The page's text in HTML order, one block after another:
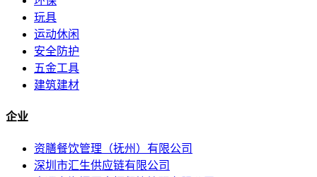
玩具
运动休闲
安全防护
五金工具
建筑建材
企业
资膳餐饮管理（抚州）有限公司
深圳市汇生供应链有限公司